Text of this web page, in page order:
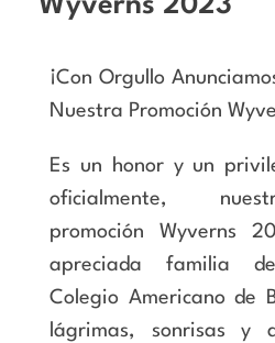
¡Con Orgullo
Nuestra Promoción
Es un honor y un
oficialmente,
promoción Wyverns
apreciada familia
Colegio Americano de
lágrimas, sonrisas y